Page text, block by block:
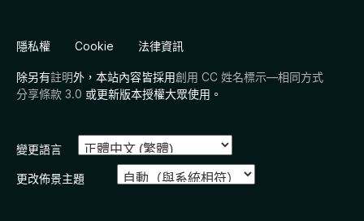
隱私權 Cookie 法律資訊
除另有註明外，本站內容皆採用創用 CC 姓名標示—相同方式
分享條款 3.0 或更新版本授權大眾使用。
變更語言
更改佈景主題